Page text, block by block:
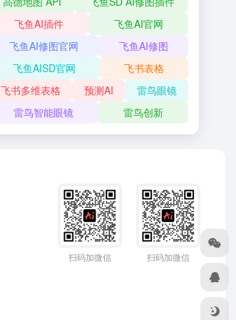
飞鱼AI插件
飞鱼AI官网
飞鱼AI修图官网
飞鱼AI修图
飞鱼AISD官网
飞书表格
飞书多维表格
预测AI
雷鸟眼镜
雷鸟智能眼镜
雷鸟创新
扫码加微信 扫码加微信